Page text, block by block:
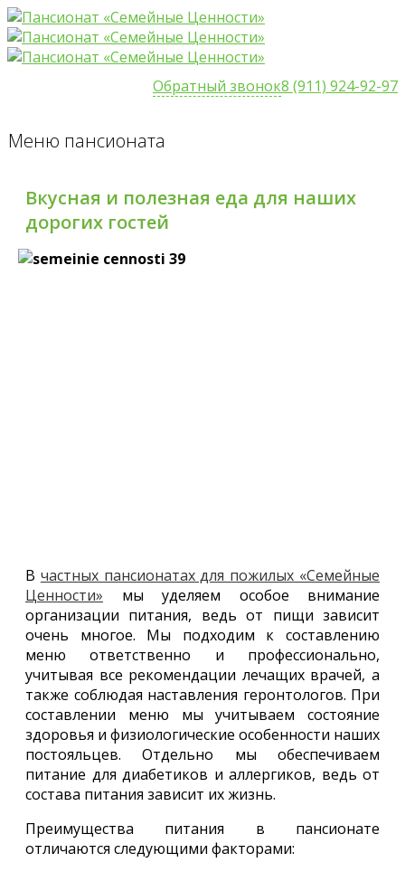
8 (911) 924-92-97
Обратный звонок
Меню пансионата
Вкусная и полезная еда для наших
дорогих гостей
В частных пансионатах для пожилых «Семейные
Ценности» мы уделяем особое внимание
организации питания, ведь от пищи зависит
очень многое. Мы подходим к составлению
меню ответственно и профессионально,
учитывая все рекомендации лечащих врачей, а
также соблюдая наставления геронтологов. При
составлении меню мы учитываем состояние
здоровья и физиологические особенности наших
постояльцев. Отдельно мы обеспечиваем
питание для диабетиков и аллергиков, ведь от
состава питания зависит их жизнь.
Преимущества питания в пансионате
отличаются следующими факторами: